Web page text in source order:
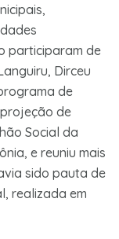
participaram de
Dirceu
de
de
Social da
e reuniu mais
sido pauta de
realizada em